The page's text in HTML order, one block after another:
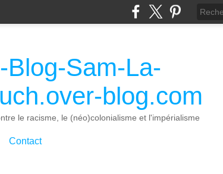
Blog-Sam-La-
blog.com
le racisme, le (néo)colonialisme et l'impérialisme
Contact